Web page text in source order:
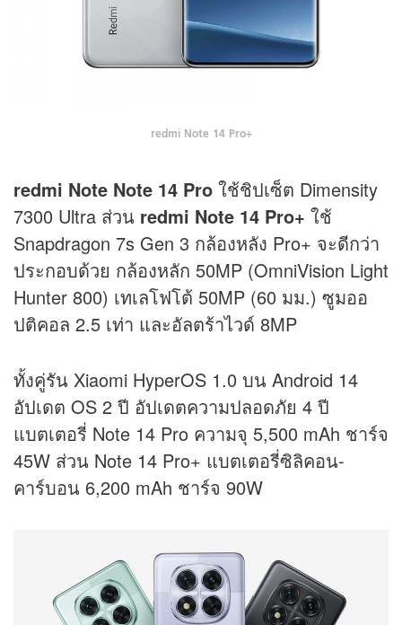
redmi Note 14 Pro+
redmi Note Note 14 Pro ใช้ชิปเซ็ต Dimensity
7300 Ultra ส่วน redmi Note 14 Pro+ ใช้
Snapdragon 7s Gen 3 กล้องหลัง Pro+ จะดีกว่า
ประกอบด้วย กล้องหลัก 50MP (OmniVision Light
Hunter 800) เทเลโฟโต้ 50MP (60 มม.) ซูมออ
ปติคอล 2.5 เท่า และอัลตร้าไวด์ 8MP
ทั้งคู่รัน Xiaomi HyperOS 1.0 บน Android 14
อัปเดต OS 2 ปี อัปเดตความปลอดภัย 4 ปี
แบตเตอรี่ Note 14 Pro ความจุ 5,500 mAh ชาร์จ
45W ส่วน Note 14 Pro+ แบตเตอรี่ซิลิคอน-
คาร์บอน 6,200 mAh ชาร์จ 90W